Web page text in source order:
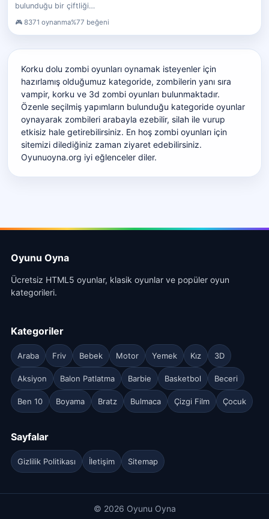
bulunduğu bir çiftliği…
8371 oynanma%77 beğeni
Korku dolu zombi oyunları oynamak isteyenler için
hazırlamış olduğumuz kategoride, zombilerin yanı sıra
vampir, korku ve 3d zombi oyunları bulunmaktadır.
Özenle seçilmiş yapımların bulunduğu kategoride oyunlar
oynayarak zombileri arabayla ezebilir, silah ile vurup
etkisiz hale getirebilirsiniz. En hoş zombi oyunları için
sitemizi dilediğiniz zaman ziyaret edebilirsiniz.
Oyunuoyna.org iyi eğlenceler diler.
Oyunu Oyna
Ücretsiz HTML5 oyunlar, klasik oyunlar ve popüler oyun
kategorileri.
Kategoriler
Araba Friv Bebek Motor Yemek Kız 3D
Aksiyon Balon Patlatma Barbie Basketbol Beceri
Ben 10 Boyama Bratz Bulmaca Çizgi Film Çocuk
Sayfalar
Gizlilik Politikası İletişim Sitemap
© 2026 Oyunu Oyna